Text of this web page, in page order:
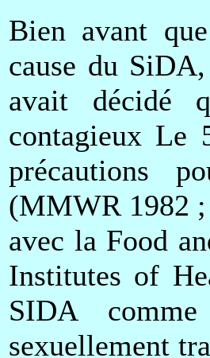
Bien avant
cause du
avait décidé
contagieux Le
précautions
(MMWR 1982
avec la Food
Institutes of
SIDA
sexuellement